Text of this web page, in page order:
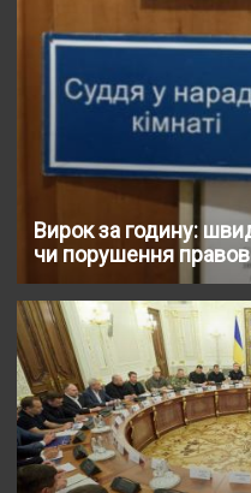
Вирок за годину:
чи порушення